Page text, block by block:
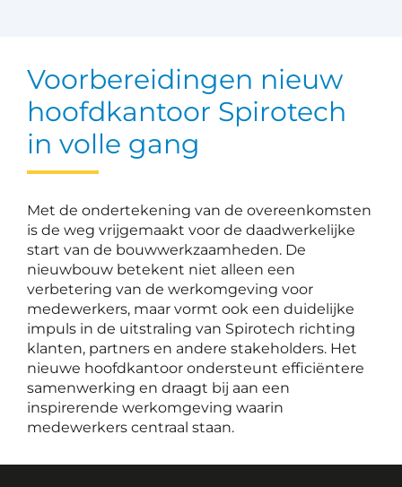
Voorbereidingen nieuw
hoofdkantoor Spirotech
in volle gang
Met de ondertekening van de overeenkomsten
is de weg vrijgemaakt voor de daadwerkelijke
start van de bouwwerkzaamheden. De
nieuwbouw betekent niet alleen een
verbetering van de werkomgeving voor
medewerkers, maar vormt ook een duidelijke
impuls in de uitstraling van Spirotech richting
klanten, partners en andere stakeholders. Het
nieuwe hoofdkantoor ondersteunt efficiëntere
samenwerking en draagt bij aan een
inspirerende werkomgeving waarin
medewerkers centraal staan.